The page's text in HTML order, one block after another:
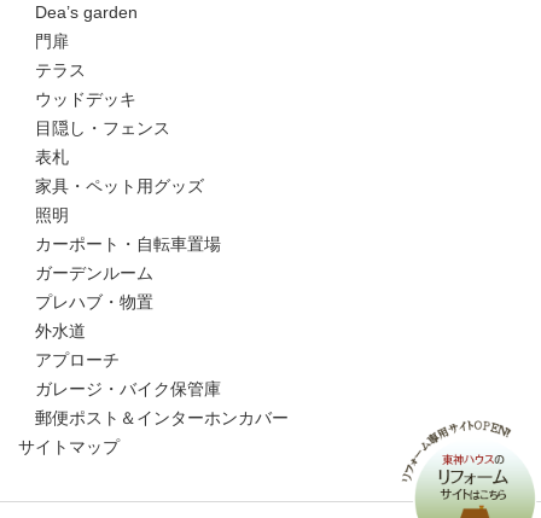
Dea’s garden
門扉
テラス
ウッドデッキ
目隠し・フェンス
表札
家具・ペット用グッズ
照明
カーポート・自転車置場
ガーデンルーム
プレハブ・物置
外水道
アプローチ
ガレージ・バイク保管庫
郵便ポスト＆インターホンカバー
サイトマップ